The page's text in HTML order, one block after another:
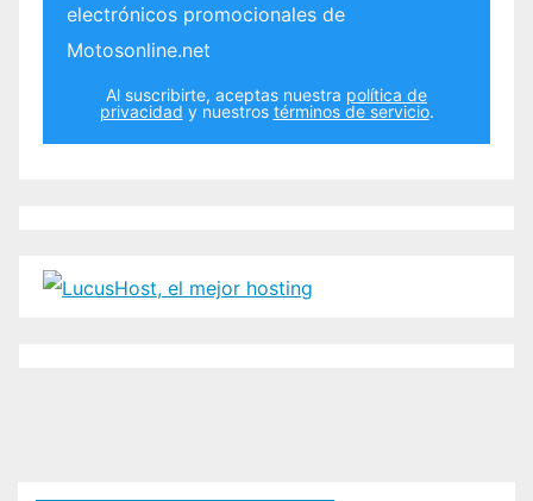
electrónicos promocionales de
Motosonline.net
Al suscribirte, aceptas nuestra política de
privacidad y nuestros términos de servicio.